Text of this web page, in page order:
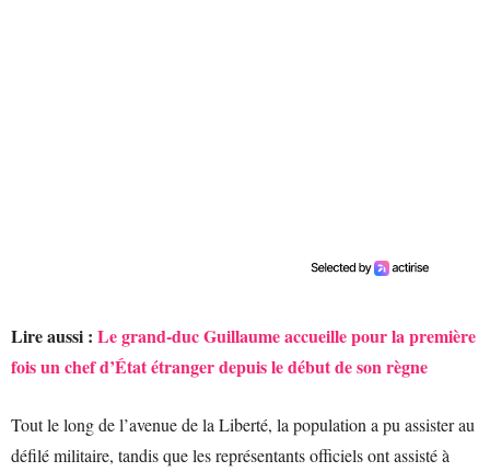
Lire aussi : Le grand-duc Guillaume accueille pour la première
fois un chef d’État étranger depuis le début de son règne
Tout le long de l’avenue de la Liberté, la population a pu assister au
défilé militaire, tandis que les représentants officiels ont assisté à